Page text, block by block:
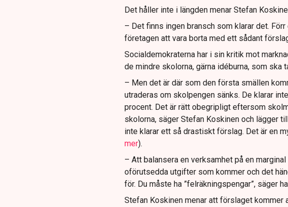
Det håller inte i längden menar Stefan
– Det finns ingen bransch som klarar det.
företagen att vara borta med ett sådant
Socialdemokraterna har i sin kritik mot
de mindre skolorna, gärna idéburna, som ska
– Men det är där som den första smällen
utraderas om skolpengen sänks. De klarar
procent. Det är rätt obegripligt eftersom
skolorna, säger Stefan Koskinen och lägger
inte klarar ett så drastiskt förslag. Det är en
mer).
– Att balansera en verksamhet på en
oförutsedda utgifter som kommer och det
för. Du måste ha ”felräkningspengar”, säger
Stefan Koskinen menar att förslaget